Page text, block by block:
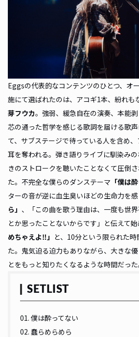
Eggsの代表的なコンテンツのひとつ、オ
施にて選ばれたのは、アコギ1本、紛れも
芽フウカ。強弱、緩急自在の演奏、本能剥
芯の通った哲学を感じる歌詞を届ける歌
て、サブステージで待っている人を含め
耳を奪われる。弾き語りライブに馴染み
きのストロークを聴いたことなくて圧倒
た。不完全な僕らのダンステーマ 「僕は
ターの音が逆に血生臭いほどの生命力を
ら」 、「この曲を歌う理由は、一度も世
とか思ったことないからです」と伝えて
めちゃえよ‼︎」 と、10分という限られた
た。鬼気迫る迫力もありながら、大きな
とをもっと知りたくなるような時間だった
SETLIST
01. 僕は酔ってない
02. 蠢らめらめら